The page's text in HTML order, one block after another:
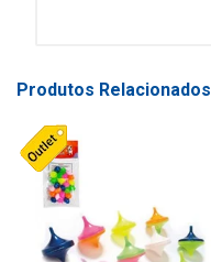
Produtos Relacionados